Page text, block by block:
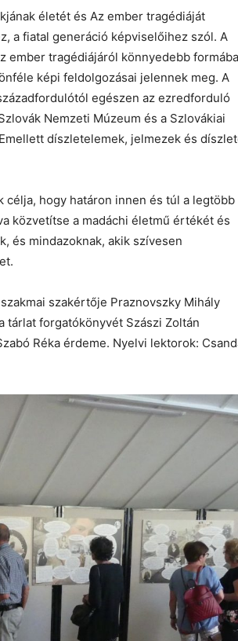
életét és Az ember tragédiáját
a fiatal generáció képviselőihez szól. A
ember tragédiájáról könnyedebb
képi feldolgozásai jelennek meg. A
egészen az ezredforduló
Nemzeti Múzeum és a Szlovákiai
díszletelemek, jelmezek és
hogy határon innen és túl a legtöbb
közvetítse a madáchi életmű értékét és
és mindazoknak, akik szívesen
szakértője Praznovszky Mihály
tárlat forgatókönyvét Szászi Zoltán
Réka érdeme. Nyelvi lektorok: